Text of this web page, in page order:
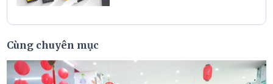
Cùng chuyên mục